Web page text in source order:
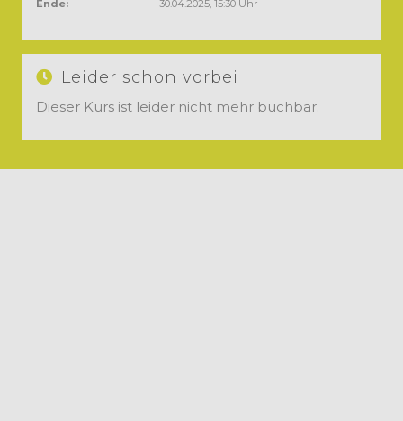
Ende:
30.04.2025, 15:30 Uhr
Leider schon vorbei
Dieser Kurs ist leider nicht mehr buchbar.